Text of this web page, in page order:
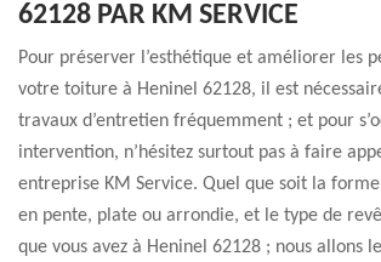
62128 PAR KM SERVICE
Pour préserver l’esthétique et améliorer les
votre toiture à Heninel 62128, il est
travaux d’entretien fréquemment ; et pour
intervention, n’hésitez surtout pas à faire
entreprise KM Service. Quel que soit la
en pente, plate ou arrondie, et le type de
que vous avez à Heninel 62128 ; nous allons